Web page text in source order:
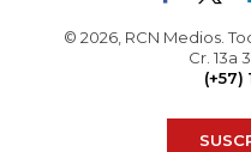
© 2026, RCN Medios.
Cr. 13a
(+57)